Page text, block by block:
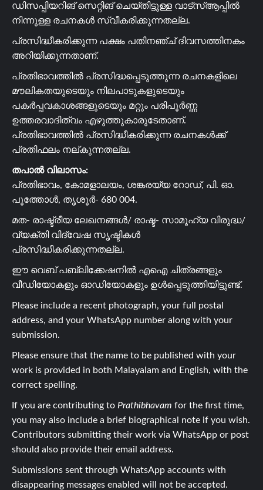
ഡിസപ്പിയറിങ് സെറ്റിങ് ചെയ്തിട്ടുള്ള വാട്സ്ആപ്പിൽ
നിന്നുള്ള രചനകൾ സ്വീകരിക്കുന്നതല്ല.
പ്രസിദ്ധീകരിക്കുന്ന പക്ഷം പതിനഞ്ച് ദിവസത്തിനകം
അറിയിക്കുന്നതാണ്.
പ്രതിഭാവത്തിൽ പ്രസിദ്ധപ്പെടുത്തുന്ന രചനകളിലെ
മൗലികതയുടെയും നിലപാടുകളുടെയും
പകർപ്പവകാശങ്ങളുടെയും മറ്റും പരിപൂർണ്ണ
ഉത്തരവാദിത്വം എഴുത്തുകാരുടേതാണ്.
പ്രതിഭാവത്തിൽ പ്രസിദ്ധീകരിക്കുന്ന രചനകൾക്ക്
പ്രതിഫലം നല്കുന്നതല്ല.
തപാൽ വിലാസം:
പ്രതിഭാവം, കോമളാലയം, ശങ്കരയ്യ റോഡ്, പി. ഓ.
പൂത്തോൾ, തൃശൂർ- 680 004.
മത- രാഷ്ട്രീയ ലേഖനങ്ങൾ/ രാഷ്ട- സാമൂഹ്യ വിരുദ്ധ/
വ്യക്തി വിദ്വേഷ സൃഷ്ടികൾ
പ്രസിദ്ധീകരിക്കുന്നതല്ല.
ഈ വെബ് പബ്ലിക്കേഷനിൽ എഐ ചിത്രങ്ങളും
വീഡിയോകളും ഓഡിയോകളും ഉൾപ്പെടുത്തിയിട്ടുണ്ട്.
Please include a recent photograph, your full postal
address, and your WhatsApp number along with your
submission.
Please ensure that the name to be published with your
work is provided in both Malayalam and English, with the
correct spelling.
If you are contributing to Prathibhavam for the first time,
you may also include a brief biographical note if you wish.
Contributors submitting their work via WhatsApp or post
should also provide their email address.
Submissions sent through WhatsApp accounts with
disappearing messages enabled will not be accepted.